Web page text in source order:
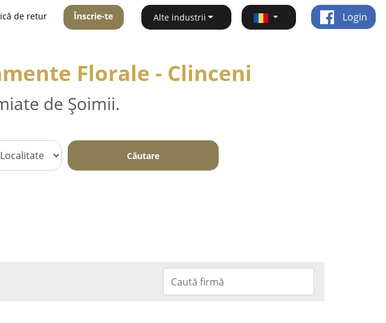
de retur Înscrie-te Alte industrii Login
Florale - Clinceni
de Șoimii.
Căutare